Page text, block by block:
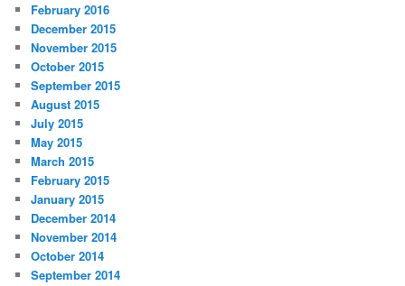
February 2016
December 2015
November 2015
October 2015
September 2015
August 2015
July 2015
May 2015
March 2015
February 2015
January 2015
December 2014
November 2014
October 2014
September 2014